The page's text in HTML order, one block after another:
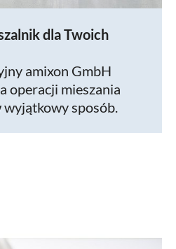
dla Twoich
amixon GmbH
operacji mieszania
wyjątkowy sposób.